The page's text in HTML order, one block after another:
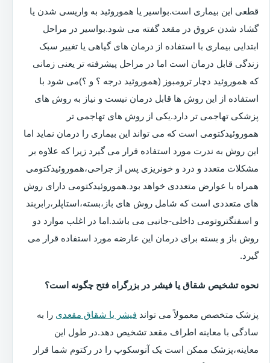
قطعی این بیماری است.بواسیر یا هموروئید به واریسی شدن یا
گشاد شدن عروق در مقعد گفته می شود.بواسیر در مراحل
ابتدایی بیماری با استفاده از درمان های گیاهی یا تغییر سبک
زندگی قابل درمان است اما در مراحل پیشرفته تر یعنی زمانی
که هموروئید دچار ترومبوز (هموروئید درجه ؟ و ؟)می شود با
استفاده از این روش ها قابل درمان نیست و نیاز به روش های
پزشکی تهاجمی تر دارد.یکی از روش های تهاجمی تر
هموروئیدکتومی است که می تواند این بیماری را درمان نماید اما
این روش به ندرت مورد استفاده قرار می گیرد زیرا که علاوه بر
مشکلات متعدد و درد و خونریزی پس از جراحی،هموروئیدکتومی
همراه با عوارض متعددی خواهد بود.هموروئیدکتومی دارای روش
های متعددی است که شامل روش های باز،بسته،استاپلر،رابربند
و اسفنگتروتومی داخلی-جانبی می باشد.اما در اغلب موارد دو
روش باز و بسته برای درمان این عارضه مورد استفاده قرار می
گیرد.
نحوه تشخیص شقاق یا فیشر در بزرگراه فتح چگونه است؟
پزشک متخصص معمولاً می تواند فیشر یا شقاق مقعدی را به
سادگی با معاینه اطراف مقعد تشخیص دهد.در طول این
معاینه،پزشک ممکن است یک آنوسکوپ را در رکتوم شما قرار